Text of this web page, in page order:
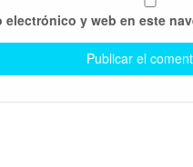
electrónico y web en este